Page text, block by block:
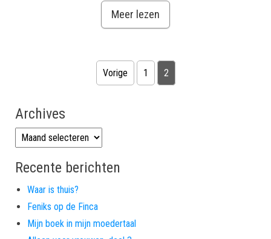
Meer lezen
Berichten paginering
Vorige 1 2
Archives
Archives
Recente berichten
Waar is thuis?
Feniks op de Finca
Mijn boek in mijn moedertaal